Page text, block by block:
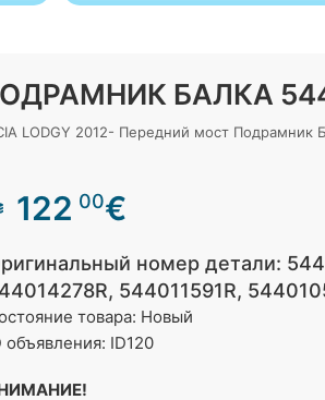
БАЛКА
LODGY 2012- Передний мост Подрамник
122 00€
номер детали:
544011591R,
товара: Новый
объявления: ID120